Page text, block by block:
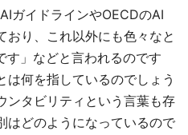
ガイドラインやOECDのAI
おり、これ以外にも色々なと
す」などと言われるのです
は何を指しているのでしょう
ンタビリティという言葉も存
はどのようになっているので